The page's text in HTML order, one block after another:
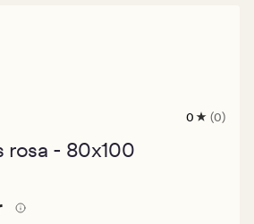
0
0 (0)
rosa - 80x100